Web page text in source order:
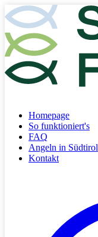
Homepage
So funktioniert's
FAQ
Angeln in Südtirol
Kontakt